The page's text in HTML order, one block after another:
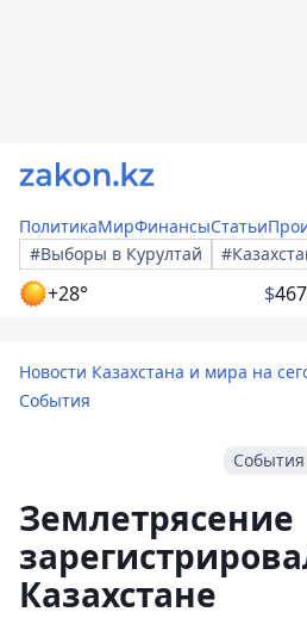
ПолитикаМирФинансыСтатьи
#Выборы в Курултай
+28° $
Новости Казахстана и мира на
События
События
Землетрясение
Казахстане